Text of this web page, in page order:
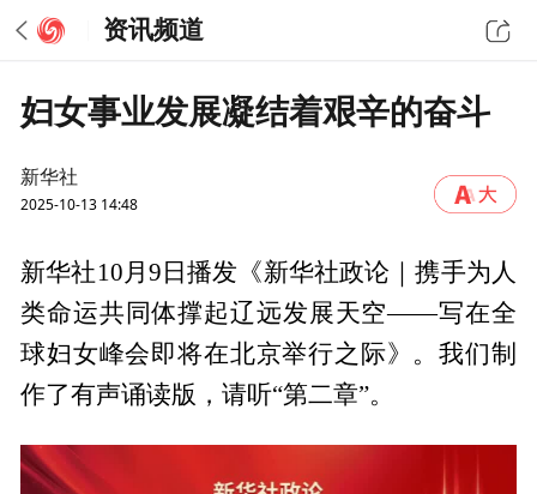
资讯频道
妇女事业发展凝结着艰辛的奋斗
新华社
2025-10-13 14:48
新华社10月9日播发《新华社政论｜携手为人
类命运共同体撑起辽远发展天空——写在全
球妇女峰会即将在北京举行之际》。我们制
作了有声诵读版，请听“第二章”。